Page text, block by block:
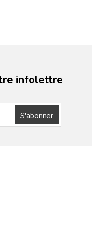
infolettre
S'abonner